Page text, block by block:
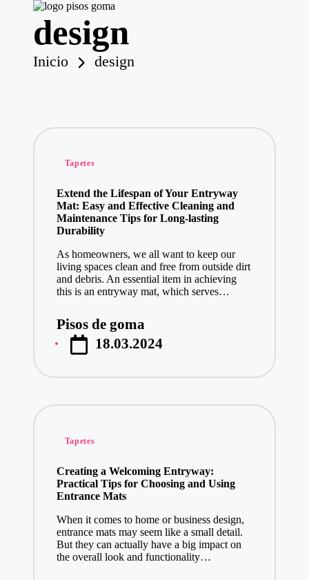
is
o
s
a
design
Inicio design
Publicado
Tapetes
Extend the Lifespan of Your Entryway
Mat: Easy and Effective Cleaning and
Maintenance Tips for Long-lasting
Durability
As homeowners, we all want to keep our
living spaces clean and free from outside dirt
and debris. An essential item in achieving
this is an entryway mat, which serves…
Publicado
por
Pisos de goma
18.03.2024
Publicado
Tapetes
Creating a Welcoming Entryway:
Practical Tips for Choosing and Using
Entrance Mats
When it comes to home or business design,
entrance mats may seem like a small detail.
But they can actually have a big impact on
the overall look and functionality…